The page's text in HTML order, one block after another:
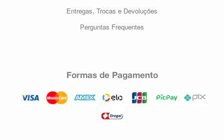
Entregas, Trocas e Devoluções
Perguntas Frequentes
Formas de Pagamento